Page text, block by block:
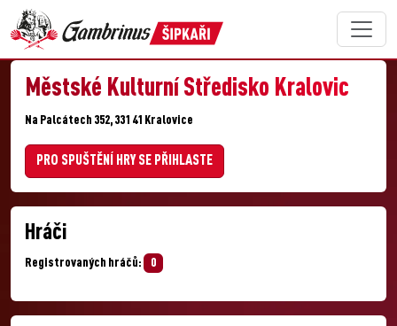
Městské Kulturní Středisko Kralovic
Na Palcátech 352, 331 41 Kralovice
PRO SPUŠTĚNÍ HRY SE PŘIHLASTE
Hráči
Registrovaných hráčů: 0